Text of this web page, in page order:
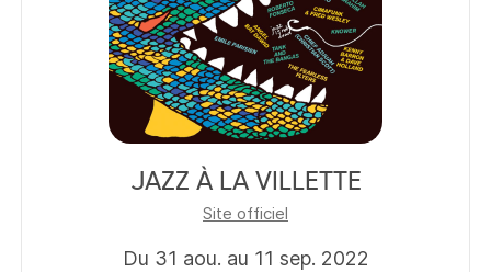
JAZZ À LA VILLETTE
Site officiel
Du 31 aou. au 11 sep. 2022